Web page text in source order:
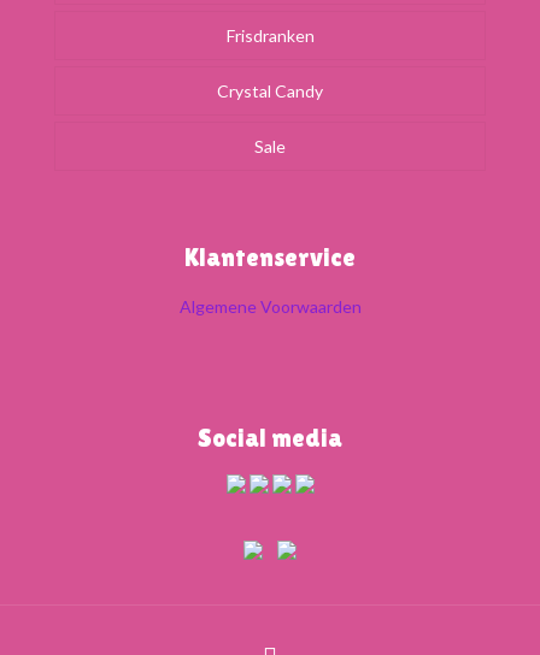
Frisdranken
Crystal Candy
Sale
Klantenservice
Algemene Voorwaarden
Social media